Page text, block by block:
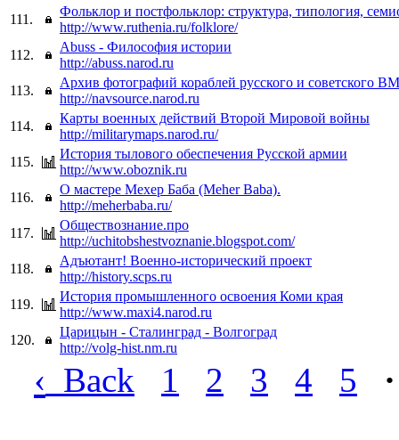
111.
Фольклор и постфольклор: структура, типология,
http://www.ruthenia.ru/folklore/
112.
Abuss - Философия истории
http://abuss.narod.ru
113.
Архив фотографий кораблей русского и советского
http://navsource.narod.ru
114.
Карты военных действий Второй Мировой войны
http://militarymaps.narod.ru/
115.
История тылового обеспечения Русской армии
http://www.oboznik.ru
116.
О мастере Мехер Баба (Meher Baba).
http://meherbaba.ru/
117.
Обществознание.про
http://uchitobshestvoznanie.blogspot.com/
118.
Адъютант! Военно-исторический проект
http://history.scps.ru
119.
История промышленного освоения Коми края
http://www.maxi4.narod.ru
120.
Царицын - Сталинград - Волгоград
http://volg-hist.nm.ru
‹ Back 1 2 3 4 5